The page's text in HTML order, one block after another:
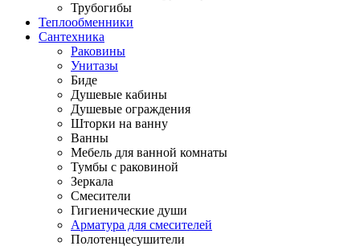
Трубогибы
Теплообменники
Сантехника
Раковины
Унитазы
Биде
Душевые кабины
Душевые ограждения
Шторки на ванну
Ванны
Мебель для ванной комнаты
Тумбы с раковиной
Зеркала
Смесители
Гигиенические души
Арматура для смесителей
Полотенцесушители